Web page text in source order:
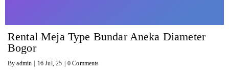
Rental Meja Type Bundar Aneka Diameter
Bogor
Byadmin 16 Jul, 25 0 Comments